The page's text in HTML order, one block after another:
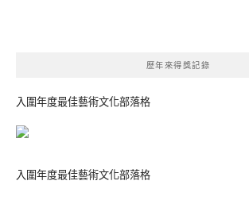
歷年來得獎記錄
入圍年度最佳藝術文化部落格
入圍年度最佳藝術文化部落格